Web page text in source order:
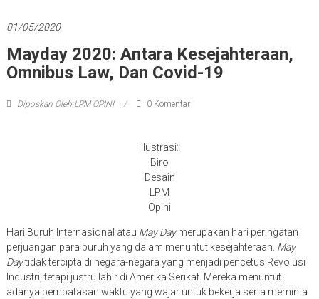
01/05/2020
Mayday 2020: Antara Kesejahteraan,
Omnibus Law, Dan Covid-19
Diposkan Oleh:LPM OPINI 0 Komentar
ilustrasi:
Biro
Desain
LPM
Opini
Hari Buruh Internasional atau May Daymerupakan hari peringatan
perjuangan para buruh yang dalam menuntut kesejahteraan. May
Daytidak tercipta di negara-negara yang menjadi pencetus Revolusi
Industri, tetapi justru lahir di Amerika Serikat. Mereka menuntut
adanya pembatasan waktu yang wajar untuk bekerja serta meminta